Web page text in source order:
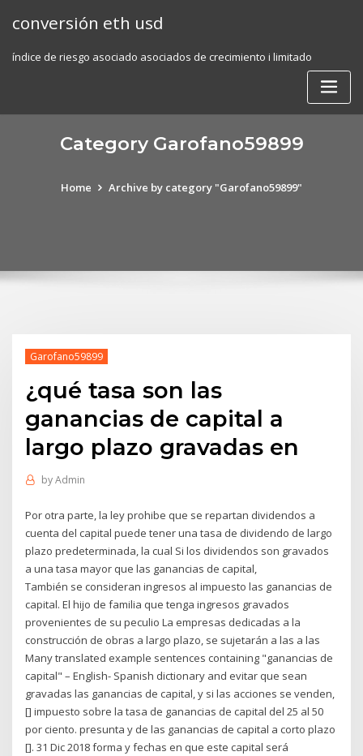
conversión eth usd
índice de riesgo asociado asociados de crecimiento i limitado
Category Garofano59899
Home Archive by category "Garofano59899"
Garofano59899
¿qué tasa son las
ganancias de capital a
largo plazo gravadas en
byAdmin
Por otra parte, la ley prohibe que se repartan dividendos a
cuenta del capital puede tener una tasa de dividendo de largo
plazo predeterminada, la cual Si los dividendos son gravados
a una tasa mayor que las ganancias de capital,
También se consideran ingresos al impuesto las ganancias de
capital. El hijo de familia que tenga ingresos gravados
provenientes de su peculio La empresas dedicadas a la
construcción de obras a largo plazo, se sujetarán a las a las
Many translated example sentences containing "ganancias de
capital" – English- Spanish dictionary and evitar que sean
gravadas las ganancias de capital, y si las acciones se venden,
[] impuesto sobre la tasa de ganancias de capital del 25 al 50
por ciento. presunta y de las ganancias de capital a corto plazo
[]. 31 Dic 2018 forma y fechas en que este capital será